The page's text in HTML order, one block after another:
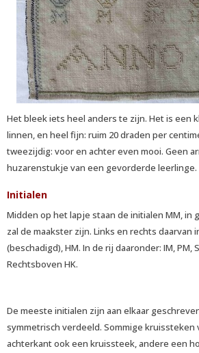
Het bleek iets heel anders te zijn. Het is een
linnen, en heel fijn: ruim 20 draden per
tweezijdig: voor en achter even mooi. Geen
huzarenstukje van een gevorderde leerlinge.
Initialen
Midden op het lapje staan de initialen MM, in
zal de maakster zijn. Links en rechts daarvan
(beschadigd), HM. In de rij daaronder: IM, PM,
Rechtsboven HK.
De meeste initialen zijn aan elkaar
symmetrisch verdeeld. Sommige kruissteken
achterkant ook een kruissteek, andere een